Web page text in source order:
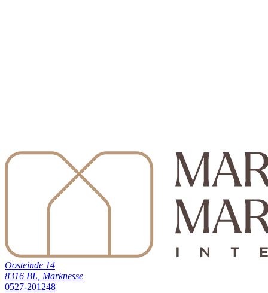
Oosteinde 14
8316 BL, Marknesse
0527-201248